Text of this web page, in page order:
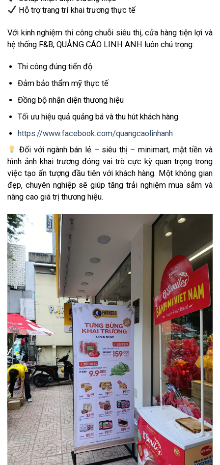
Hỗ trợ trang trí khai trương thực tế
Với kinh nghiệm thi công chuỗi siêu thị, cửa hàng tiện lợi và
hệ thống F&B, QUẢNG CÁO LINH ANH luôn chú trọng:
Thi công đúng tiến độ
Đảm bảo thẩm mỹ thực tế
Đồng bộ nhận diện thương hiệu
Tối ưu hiệu quả quảng bá và thu hút khách hàng
https://www.facebook.com/quangcaolinhanh
Đối với ngành bán lẻ – siêu thị – minimart, mặt tiền và
hình ảnh khai trương đóng vai trò cực kỳ quan trọng trong
việc tạo ấn tượng đầu tiên với khách hàng. Một không gian
đẹp, chuyên nghiệp sẽ giúp tăng trải nghiệm mua sắm và
nâng cao giá trị thương hiệu.